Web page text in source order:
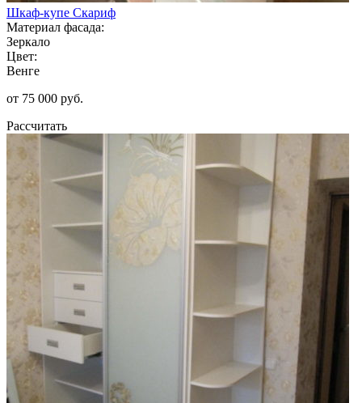
Шкаф-купе Скариф
Материал фасада:
Зеркало
Цвет:
Венге
от 75 000 руб.
Рассчитать